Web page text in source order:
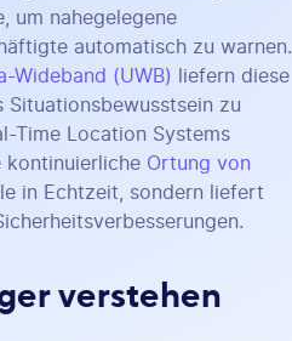
um nahegelegene
automatisch zu warnen.
Wideband (UWB)
liefern diese
Situationsbewusstsein zu
Time Location Systems
kontinuierliche Ortung von
in Echtzeit, sondern liefert
verstehen